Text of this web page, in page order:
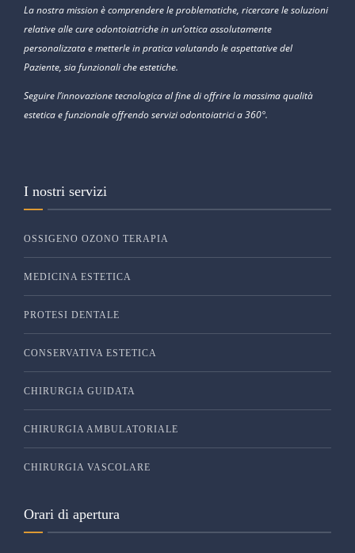
La nostra mission è comprendere le problematiche, ricercare le soluzioni
relative alle cure odontoiatriche in un’ottica assolutamente
personalizzata e metterle in pratica valutando le aspettative del
Paziente, sia funzionali che estetiche.
Seguire l’innovazione tecnologica al fine di offrire la massima qualità
estetica e funzionale offrendo servizi odontoiatrici a 360°.
I nostri servizi
OSSIGENO OZONO TERAPIA
MEDICINA ESTETICA
PROTESI DENTALE
CONSERVATIVA ESTETICA
CHIRURGIA GUIDATA
CHIRURGIA AMBULATORIALE
CHIRURGIA VASCOLARE
Orari di apertura